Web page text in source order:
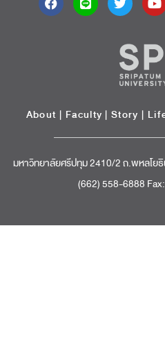
About | Faculty | Story |
มหาวิทยาลัยศรีปทุม 2410/2 ถ.พหลโย
(662) 558-6888